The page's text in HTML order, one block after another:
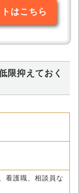
はこちら
限抑えておく
看護職、相談員な